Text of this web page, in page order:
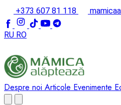
+373 607 81 118
RU RO
Despre noi Articole Evenimente